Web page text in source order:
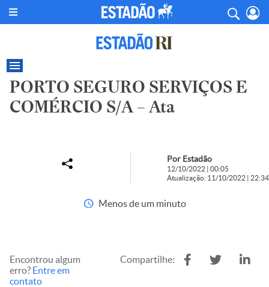
PORTO SEGURO SERVIÇOS E
COMÉRCIO S/A – Ata
Por Estadão
12/10/2022 | 00:05
Atualização: 11/10/2022 | 22:34
Menos de um minuto
Encontrou algum
erro? Entre em
contato
Compartilhe: